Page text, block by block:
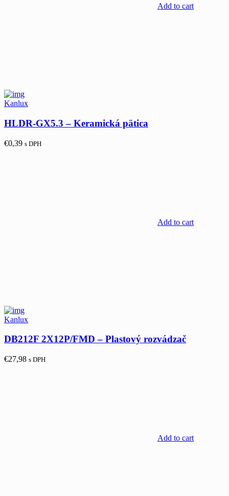
Add to cart
Kanlux
HLDR-GX5.3 – Keramická pätica
€0,39 s DPH
Add to cart
Kanlux
DB212F 2X12P/FMD – Plastový rozvádzač
€27,98 s DPH
Add to cart